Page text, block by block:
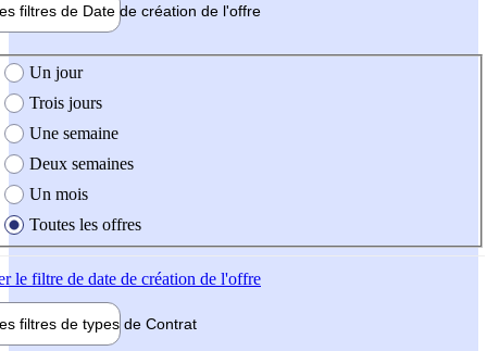
filtres de Date de création de l'offre
création de l'offre
Un jour
Trois jours
Une semaine
Deux semaines
Un mois
Toutes les offres
le filtre de date de création de l'offre
filtres de types de Contrat